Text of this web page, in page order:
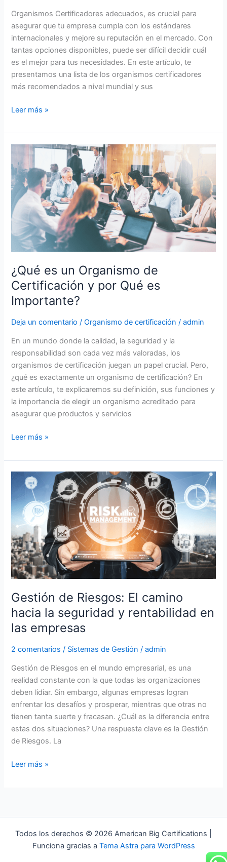
Organismos Certificadores adecuados, es crucial para
asegurar que tu empresa cumpla con los estándares
internacionales y mejore su reputación en el mercado. Con
tantas opciones disponibles, puede ser difícil decidir cuál
es el mejor para tus necesidades. En este artículo, te
presentamos una lista de los organismos certificadores
más recomendados a nivel mundial y sus
Leer más »
¿Qué es un Organismo de
Certificación y por Qué es
Importante?
Deja un comentario /Organismo de certificación /admin
En un mundo donde la calidad, la seguridad y la
responsabilidad son cada vez más valoradas, los
organismos de certificación juegan un papel crucial. Pero,
¿qué es exactamente un organismo de certificación? En
este artículo, te explicaremos su definición, sus funciones y
la importancia de elegir un organismo acreditado para
asegurar que productos y servicios
es
un
Organismo
de
Certificación
y
por
Qué
Importante?
Leer más »
Gestión de Riesgos: El camino
hacia la seguridad y rentabilidad en
las empresas
2 comentarios / Sistemas de Gestión /admin
Gestión de Riesgos en el mundo empresarial, es una
realidad constante con la que todas las organizaciones
deben lidiar. Sin embargo, algunas empresas logran
enfrentar los desafíos y prosperar, mientras que otras no
tienen tanta suerte y fracasan. ¿Cuál es la diferencia entre
estas dos situaciones? Una respuesta clave es la Gestión
de Riesgos. La
Gestión
Riesgos:
El
camino
hacia
la
seguridad
y
en
las
empresas
Leer más »
Todos los derechos © 2026 American Big Certifications |
Funciona gracias a Tema Astra para WordPress